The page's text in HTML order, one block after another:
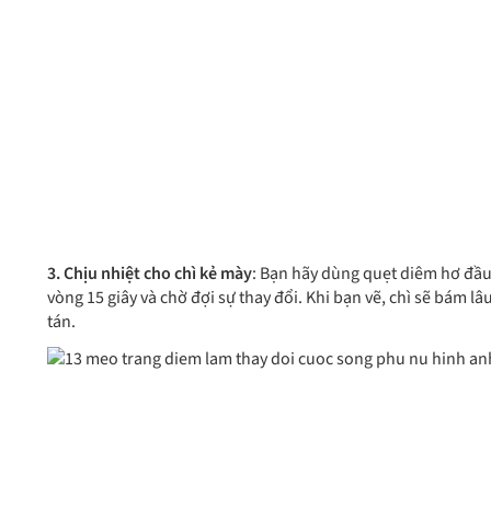
3. Chịu nhiệt cho chì kẻ mày: Bạn hãy dùng quẹt diêm hơ
vòng 15 giây và chờ đợi sự thay đổi. Khi bạn vẽ, chì sẽ bám
tán.